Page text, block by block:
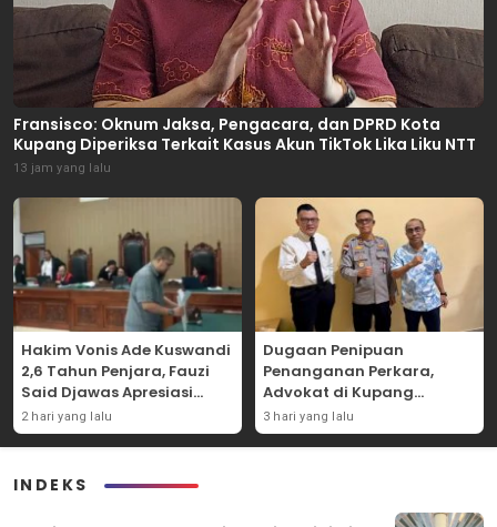
Fransisco: Oknum Jaksa, Pengacara, dan DPRD Kota
Kupang Diperiksa Terkait Kasus Akun TikTok Lika Liku NTT
13 jam yang lalu
Hakim Vonis Ade Kuswandi
2,6 Tahun Penjara, Fauzi
Said Djawas Apresiasi
Putusan
2 hari yang lalu
Dugaan Penipuan
Penanganan Perkara,
Advokat di Kupang
Dilaporkan ke Polda NTT
3 hari yang lalu
INDEKS